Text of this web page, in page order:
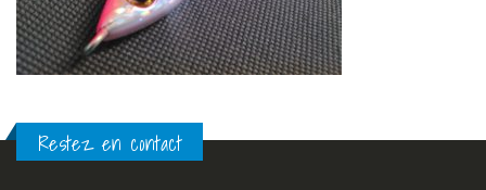
Restez en contact